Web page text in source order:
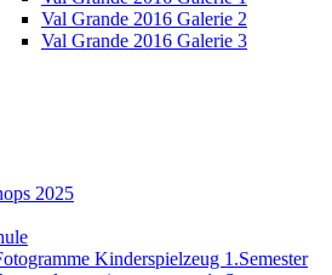
Val Grande 2016 Galerie 2
Val Grande 2016 Galerie 3
2025
Kinderspielzeug 1.Semester